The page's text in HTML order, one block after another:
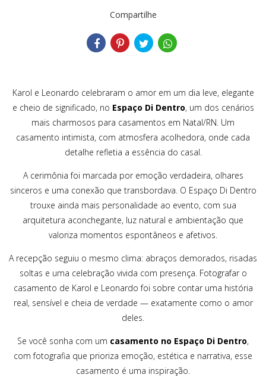
Compartilhe
Karol e Leonardo celebraram o amor em um dia leve, elegante
e cheio de significado, no Espaço Di Dentro, um dos cenários
mais charmosos para casamentos em Natal/RN. Um
casamento intimista, com atmosfera acolhedora, onde cada
detalhe refletia a essência do casal.
A cerimônia foi marcada por emoção verdadeira, olhares
sinceros e uma conexão que transbordava. O Espaço Di Dentro
trouxe ainda mais personalidade ao evento, com sua
arquitetura aconchegante, luz natural e ambientação que
valoriza momentos espontâneos e afetivos.
A recepção seguiu o mesmo clima: abraços demorados, risadas
soltas e uma celebração vivida com presença. Fotografar o
casamento de Karol e Leonardo foi sobre contar uma história
real, sensível e cheia de verdade — exatamente como o amor
deles.
Se você sonha com um casamento no Espaço Di Dentro,
com fotografia que prioriza emoção, estética e narrativa, esse
casamento é uma inspiração.